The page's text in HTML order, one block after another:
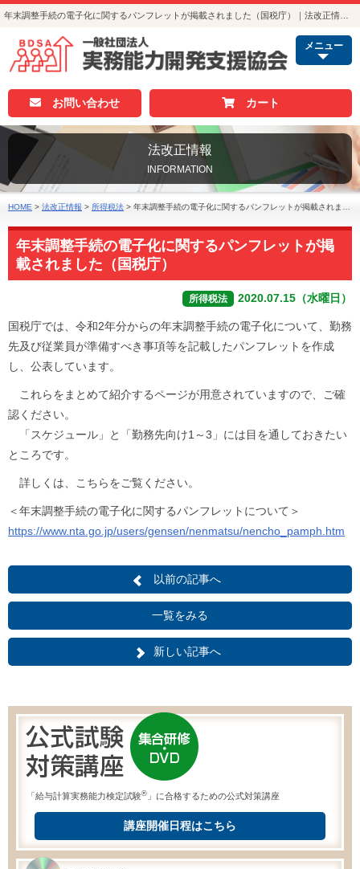
メニュー
お問い合わせ カート
法改正情報
INFORMATION
HOME > 法改正情報 > 所得税法 > 年末調整手続の電子化に関するパンフレットが掲載されました（国税庁）
年末調整手続の電子化に関するパンフレットが掲
載されました（国税庁）
所得税法 2020.07.15（水曜日）
国税庁では、令和2年分からの年末調整手続の電子化について、勤務
先及び従業員が準備すべき事項等を記載したパンフレットを作成
し、公表しています。
これらをまとめて紹介するページが用意されていますので、ご確
認ください。
「スケジュール」と「勤務先向け1～3」には目を通しておきたい
ところです。
詳しくは、こちらをご覧ください。
＜年末調整手続の電子化に関するパンフレットについて＞
https://www.nta.go.jp/users/gensen/nenmatsu/nencho_pamph.htm
以前の記事へ
一覧をみる
新しい記事へ
「給与計算実務能力検定試験® 」に合格するための公式対策講座
講座開催日程はこちら